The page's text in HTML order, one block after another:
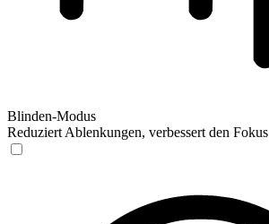
Blinden-Modus
Reduziert Ablenkungen, verbessert den Fokus